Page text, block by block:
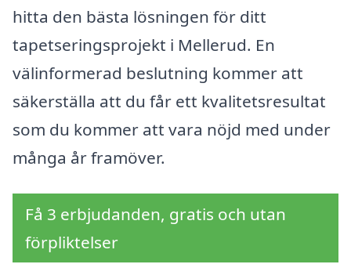
hitta den bästa lösningen för ditt
tapetseringsprojekt i Mellerud. En
välinformerad beslutning kommer att
säkerställa att du får ett kvalitetsresultat
som du kommer att vara nöjd med under
många år framöver.
Få 3 erbjudanden, gratis och utan
förpliktelser